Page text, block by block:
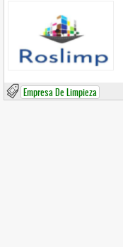
Empresa De Limpieza